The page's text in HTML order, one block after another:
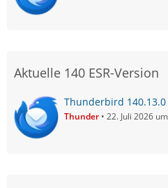
Aktuelle 140 ESR-Version
Thunderbird
Thunder 22. Juli 2026